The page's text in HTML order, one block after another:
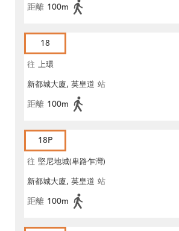
距離 100m
18
往 上環
新都城大廈, 英皇道 站
距離 100m
18P
往 堅尼地城(卑路乍灣)
新都城大廈, 英皇道 站
距離 100m